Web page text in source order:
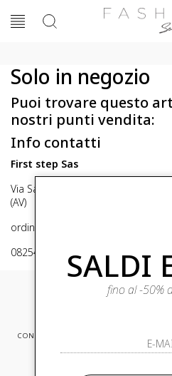
Solo in negozio
Puoi trovare questo
nostri punti vendita:
Info contatti
First step Sas
Via San Michele 16, Mirabella
(AV)
ordini@fashionscoppettuolo.it
0825449414
CONSEGNA EXPRESS
SALDI
fino al -50%